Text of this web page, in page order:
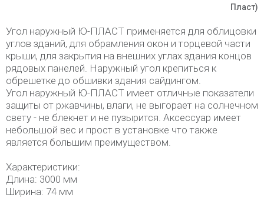
Пласт)
Угол наружный Ю-ПЛАСТ применяется для облицовки
углов зданий, для обрамления окон и торцевой части
крыши, для закрытия на внешних углах здания концов
рядовых панелей. Наружный угол крепиться к
обрешетке до обшивки здания сайдингом.
Угол наружный Ю-ПЛАСТ имеет отличные показатели
защиты от ржавчины, влаги, не выгорает на солнечном
свету - не блекнет и не пузырится. Аксессуар имеет
небольшой вес и прост в установке что также
является большим преимуществом.
Характеристики:
Длина: 3000 мм
Ширина: 74 мм